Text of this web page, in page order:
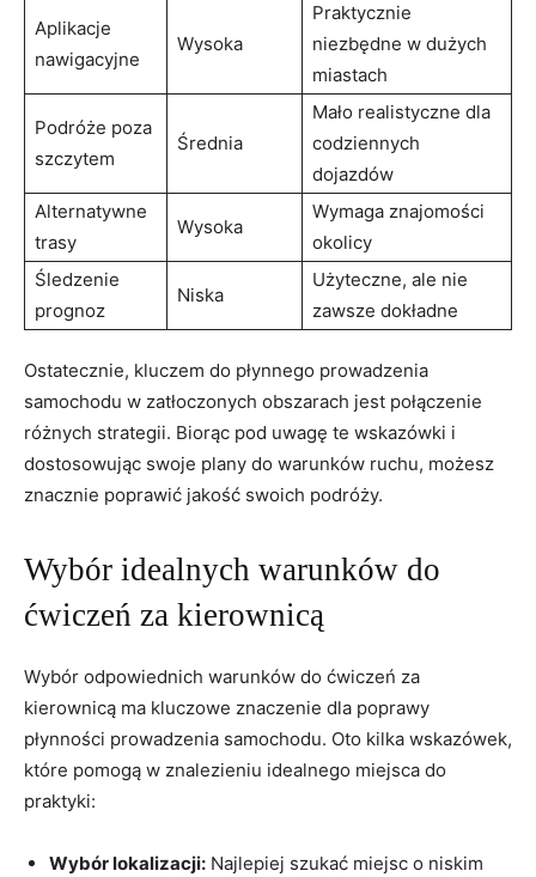
Aplikacje
nawigacyjne
Wysoka
Praktycznie
niezbędne w dużych
miastach
Podróże poza
szczytem
Średnia
Mało realistyczne dla
codziennych
dojazdów
Alternatywne
trasy
Wysoka
Wymaga znajomości
okolicy
Śledzenie
prognoz
Niska
Użyteczne, ale nie
zawsze dokładne
Ostatecznie, kluczem do płynnego prowadzenia
samochodu w zatłoczonych obszarach jest połączenie
różnych strategii. Biorąc pod uwagę te wskazówki i
dostosowując swoje plany do warunków ruchu, możesz
znacznie poprawić jakość swoich podróży.
Wybór idealnych warunków do
ćwiczeń za kierownicą
Wybór odpowiednich warunków do ćwiczeń za
kierownicą ma kluczowe znaczenie dla poprawy
płynności prowadzenia samochodu. Oto kilka wskazówek,
które pomogą w znalezieniu idealnego miejsca do
praktyki:
Wybór lokalizacji: Najlepiej szukać miejsc o niskim